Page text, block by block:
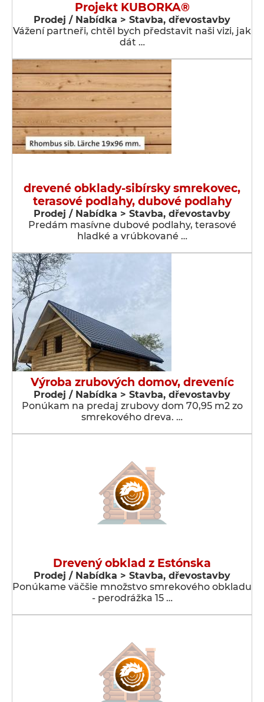
Projekt KUBORKA®
Prodej / Nabídka > Stavba, dřevostavby
Vážení partneři, chtěl bych představit naši vizi, jak
dát …
drevené obklady-sibírsky smrekovec,
terasové podlahy, dubové podlahy
Prodej / Nabídka > Stavba, dřevostavby
Predám masívne dubové podlahy, terasové
hladké a vrúbkované …
Výroba zrubových domov, dreveníc
Prodej / Nabídka > Stavba, dřevostavby
Ponúkam na predaj zrubovy dom 70,95 m2 zo
smrekového dreva. …
Drevený obklad z Estónska
Prodej / Nabídka > Stavba, dřevostavby
Ponúkame väčšie množstvo smrekového obkladu
- perodrážka 15 …